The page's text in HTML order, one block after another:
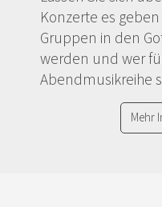
Konzerte es
Gruppen in den
werden und wer
Abendmusikreihe
Mehr